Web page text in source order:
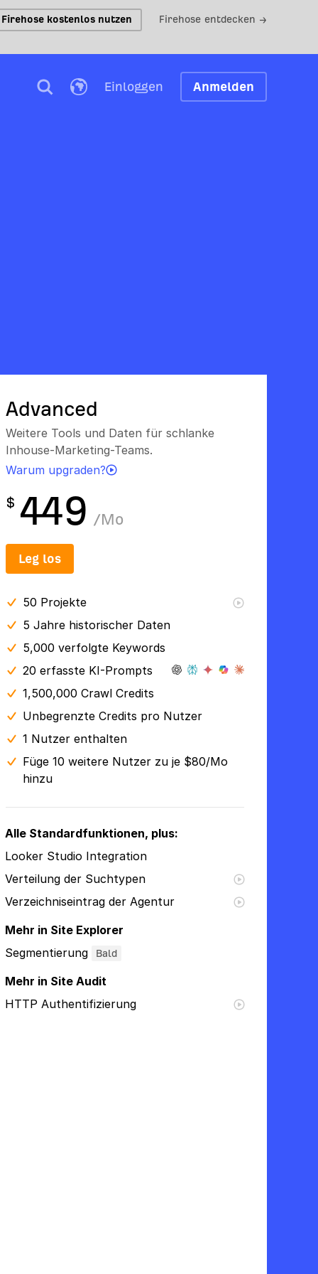
Firehose kostenlos nutzen Firehose entdecken →
Einloggen Anmelden
Advanced
Weitere Tools und Daten für schlanke
Inhouse-Marketing-Teams.
Warum upgraden?
$ 449 /Mo
Leg los
50 Projekte
5 Jahre historischer Daten
5,000 verfolgte Keywords
20 erfasste KI-Prompts
1,500,000 Crawl Credits
Unbegrenzte Credits pro Nutzer
1 Nutzer enthalten
Füge 10 weitere Nutzer zu je $80/Mo
hinzu
Alle Standardfunktionen, plus:
Looker Studio Integration
Verteilung der Suchtypen
Verzeichniseintrag der Agentur
Mehr in Site Explorer
Segmentierung
Bald
Mehr in Site Audit
HTTP Authentifizierung